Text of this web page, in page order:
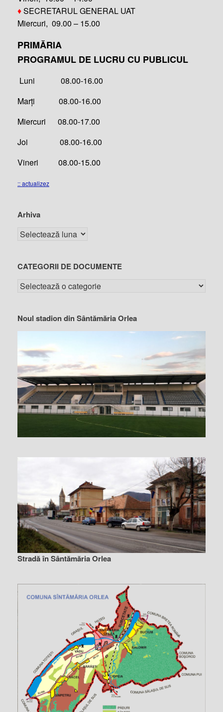
♦SECRETARUL GENERAL UAT
Miercuri, 09.00 – 15.00
PRIMĂRIA
PROGRAMUL DE LUCRU CU PUBLICUL
Luni 08.00-16.00
Marți 08.00-16.00
Miercuri 08.00-17.00
Joi 08.00-16.00
Vineri 08.00-15.00
:: actualizez
Arhiva
CATEGORII DE DOCUMENTE
Noul stadion din Sântămăria Orlea
Stradă în Sântămăria Orlea